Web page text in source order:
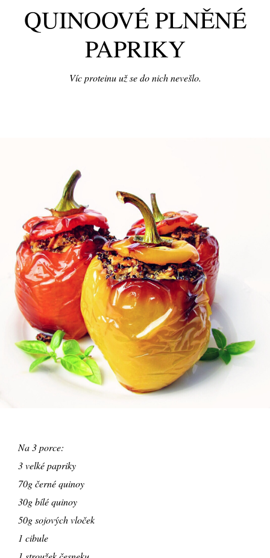
QUINOOVÉ PLNĚNÉ
PAPRIKY
Víc proteinu už se do nich nevešlo.
Na 3 porce:
3 velké papriky
70g černé quinoy
30g bílé quinoy
50g sojových vloček
1 cibule